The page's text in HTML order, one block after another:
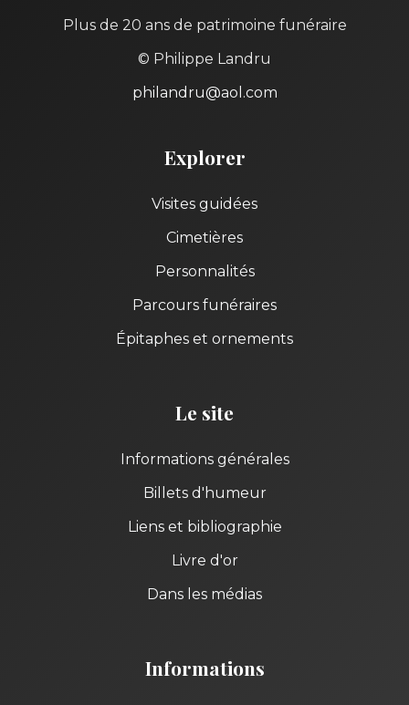
Plus de 20 ans de patrimoine funéraire
© Philippe Landru
philandru@aol.com
Explorer
Visites guidées
Cimetières
Personnalités
Parcours funéraires
Épitaphes et ornements
Le site
Informations générales
Billets d'humeur
Liens et bibliographie
Livre d'or
Dans les médias
Informations